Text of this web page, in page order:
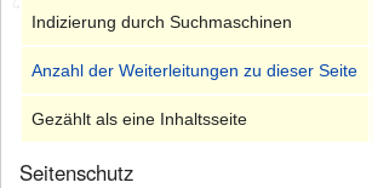
Indizierung durch Suchmaschinen
Anzahl der Weiterleitungen zu dieser Seite
Gezählt als eine Inhaltsseite
Seitenschutz